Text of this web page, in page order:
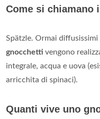
Come si chiamano
Spätzle. Ormai
gnocchetti vengono
integrale, acqua e uova
arricchita di spinaci).
Quanti vive uno